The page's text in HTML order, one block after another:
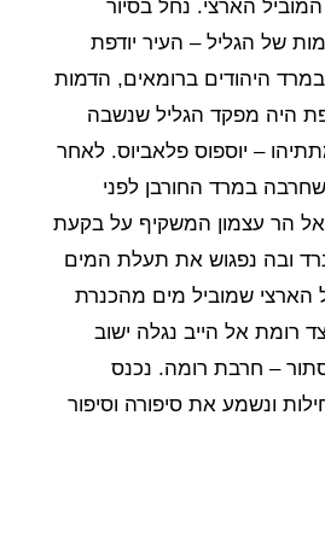
הארצי. נחל בסיור
של הגליל – העיר יודפת
היהודים ברומאים, הדמות
היה מפקד הגליל שנשבה
– יוספוס פלאביוס. לאחר
שחרבה במרד החורבן לפני
אל הר עצמון המשקיף על בקעת
ובה נפגוש את תעלת המים
הארצי שמוביל מים מהכנרת
רומת אל הייב נגלה ישוב
– חרבת רומה. נכנס
ונשמע את סיפורה וסיפור